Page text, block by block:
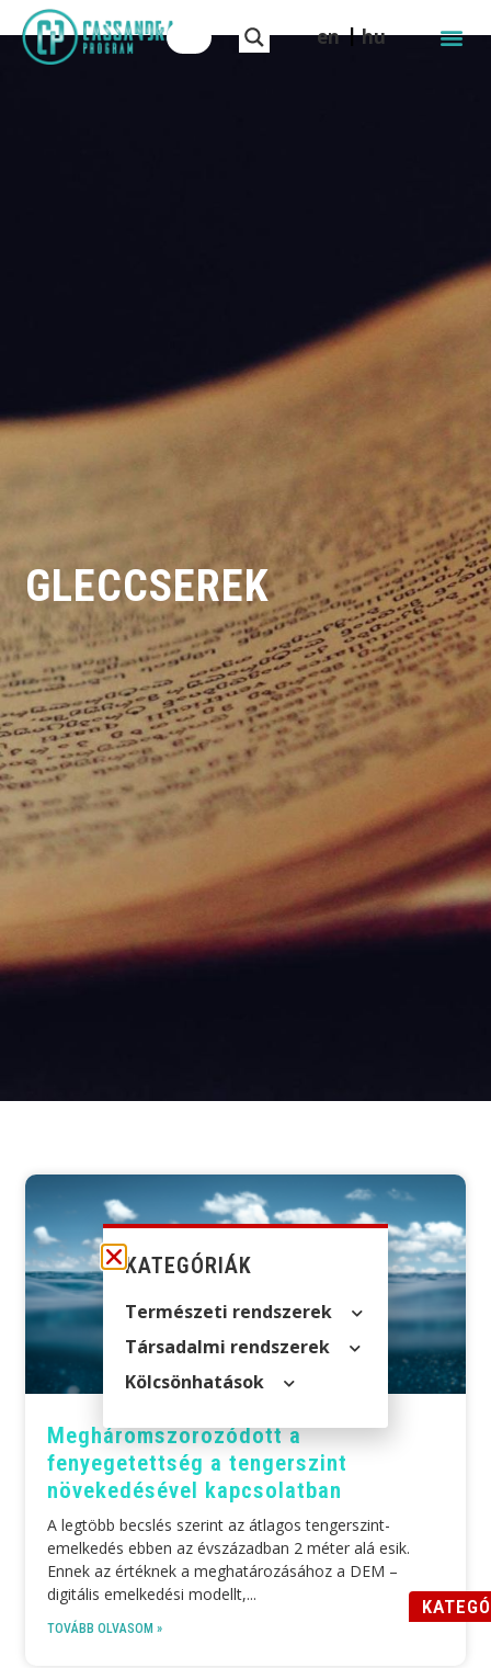
en hu
GLECCSEREK
Meghárom­szoro­zódott a
fenyegetettség a tengerszint
növekedésével kapcsolatban
A legtöbb becslés szerint az átlagos tengerszint-
emelkedés ebben az évszázadban 2 méter alá esik.
Ennek az értéknek a meghatározásához a DEM –
digitális emelkedési modellt,
TOVÁBB OLVASOM »
KATEGÓRIÁK
Természeti rendszerek
Társadalmi rendszerek
Kölcsön­hatások